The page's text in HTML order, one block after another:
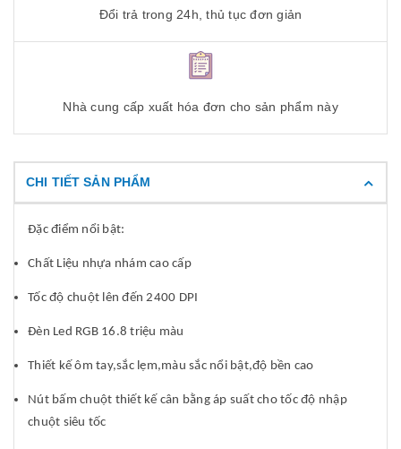
Đổi trả trong 24h, thủ tục đơn giản
Nhà cung cấp xuất hóa đơn cho sản phẩm này
CHI TIẾT SẢN PHẨM
Đặc điểm nổi bật:
Chất Liệu nhựa nhám cao cấp
Tốc độ chuột lên đến 2400 DPI
Đèn Led RGB 16.8 triệu màu
Thiết kế ôm tay,sắc lẹm,màu sắc nổi bật,độ bền cao
Nút bấm chuột thiết kế cân bằng áp suất cho tốc độ nhập
chuột siêu tốc